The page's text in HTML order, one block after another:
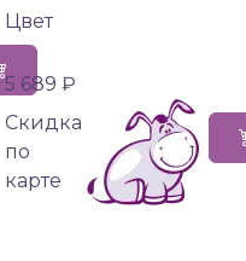
Цвет
5 689 ₽
Cкидка
по
карте